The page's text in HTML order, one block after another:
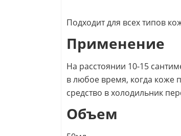
Подходит для всех типов
Применение
На расстоянии 10-15
в любое время, когда коже
средство в холодильник
Объем